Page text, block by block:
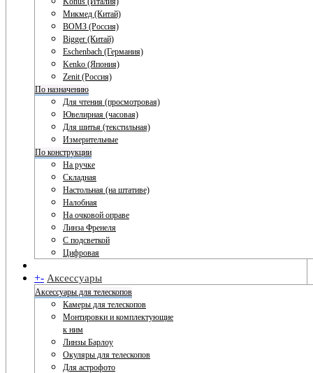
Микмед (Китай)
ВОМЗ (Россия)
Bigger (Китай)
Eschenbach (Германия)
Kenko (Япония)
Zenit (Россия)
По назначению
Для чтения (просмотровая)
Ювелирная (часовая)
Для шитья (текстильная)
Измерительные
По конструкции
На ручке
Складная
Настольная (на штативе)
Налобная
На очковой оправе
Линза Френеля
С подсветкой
Цифровая
+- Аксессуары
Аксессуары для телескопов
Камеры для телескопов
Монтировки и комплектующие
к ним
Линзы Барлоу
Окуляры для телескопов
Для астрофото